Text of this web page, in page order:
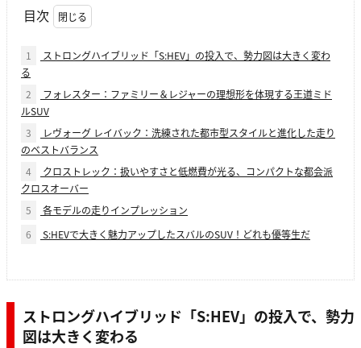
目次
1
ストロングハイブリッド「S:HEV」の投入で、勢力図は大きく変わ
る
2
フォレスター：ファミリー＆レジャーの理想形を体現する王道ミド
ルSUV
3
レヴォーグ レイバック：洗練された都市型スタイルと進化した走り
のベストバランス
4
クロストレック：扱いやすさと低燃費が光る、コンパクトな都会派
クロスオーバー
5
各モデルの走りインプレッション
6
S:HEVで大きく魅力アップしたスバルのSUV！どれも優等生だ
ストロングハイブリッド「S:HEV」の投入で、勢力
図は大きく変わる